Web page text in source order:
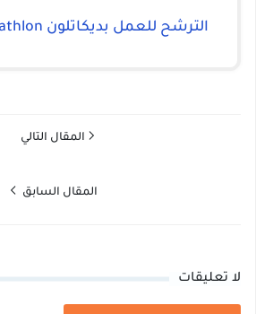
الترشح للعمل بديكاتلون decathlon
المقال التالي
المقال السابق
لا تعليقات